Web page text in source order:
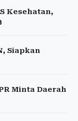
Kesehatan,
Siapkan
Minta Daerah